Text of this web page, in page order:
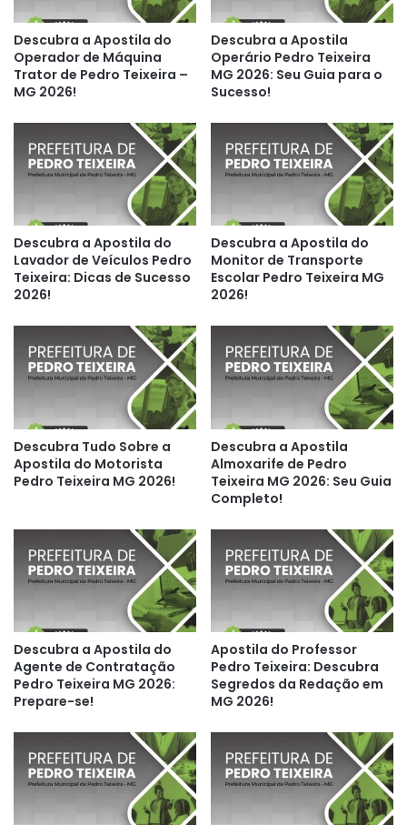
Descubra a Apostila do
Operador de Máquina
Trator de Pedro Teixeira –
MG 2026!
Descubra a Apostila
Operário Pedro Teixeira
MG 2026: Seu Guia para o
Sucesso!
Descubra a Apostila do
Lavador de Veículos Pedro
Teixeira: Dicas de Sucesso
2026!
Descubra a Apostila do
Monitor de Transporte
Escolar Pedro Teixeira MG
2026!
Descubra Tudo Sobre a
Apostila do Motorista
Pedro Teixeira MG 2026!
Descubra a Apostila
Almoxarife de Pedro
Teixeira MG 2026: Seu Guia
Completo!
Descubra a Apostila do
Agente de Contratação
Pedro Teixeira MG 2026:
Prepare-se!
Apostila do Professor
Pedro Teixeira: Descubra
Segredos da Redação em
MG 2026!